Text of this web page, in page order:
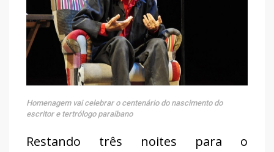
Homenagem vai celebrar o centenário do nascimento do
escritor e tertrólogo paraibano
Restando três noites para o